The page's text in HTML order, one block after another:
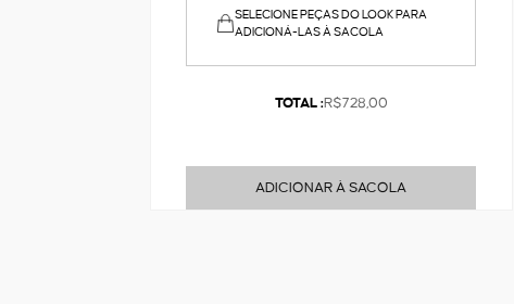
SELECIONE PEÇAS DO LOOK PARA
ADICIONÁ-LAS À SACOLA
TOTAL :R$728,00
ADICIONAR À SACOLA